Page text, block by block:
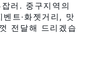
러. 중구지역의
트·화젯거리, 맛
전달해 드리겠습